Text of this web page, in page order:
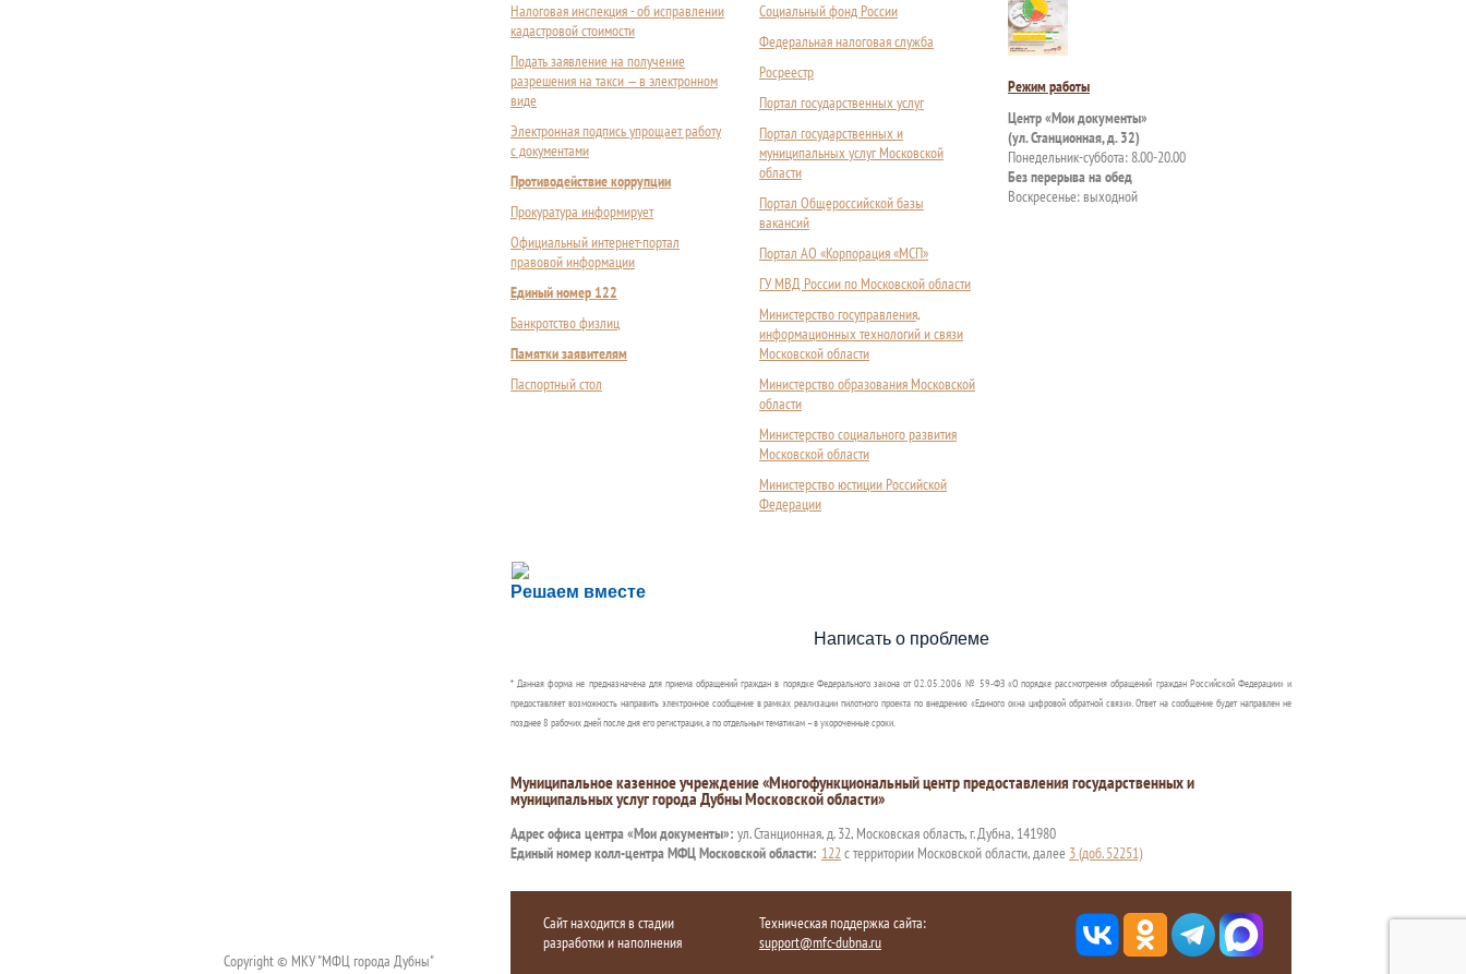
Налоговая инспекция - об исправлении
кадастровой стоимости
Подать заявление на получение
разрешения на такси — в электронном
виде
Электронная подпись упрощает работу
с документами
Противодействие коррупции
Прокуратура информирует
Официальный интернет-портал
правовой информации
Единый номер 122
Банкротство физлиц
Памятки заявителям
Паспортный стол
Социальный фонд России
Федеральная налоговая служба
Росреестр
Портал государственных услуг
Портал государственных и
муниципальных услуг Московской
области
Портал Общероссийской базы
вакансий
Портал АО «Корпорация «МСП»
ГУ МВД России по Московской области
Министерство госуправления,
информационных технологий и связи
Московской области
Министерство образования Московской
области
Министерство социального развития
Московской области
Министерство юстиции Российской
Федерации
Режим работы
Центр «Мои документы»
(ул. Станционная, д. 32)
Понедельник-суббота: 8.00-20.00
Без перерыва на обед
Воскресенье: выходной
Решаем вместе
Сложности с получением социальной выплаты или пособия?
Сообщите об этом
Написать о проблеме
* Данная форма не предназначена для приема обращений граждан в порядке Федерального закона от 02.05.2006 № 59-ФЗ «О порядке рассмотрения обращений граждан Российской Федерации» и
предоставляет возможность направить электронное сообщение в рамках реализации пилотного проекта по внедрению «Единого окна цифровой обратной связи». Ответ на сообщение будет направлен не
позднее 8 рабочих дней после дня его регистрации, а по отдельным тематикам – в укороченные сроки.
Муниципальное казенное учреждение «Многофункциональный центр предоставления государственных и
муниципальных услуг города Дубны Московской области»
Адрес офиса центра «Мои документы»: ул. Станционная, д. 32, Московская область, г. Дубна, 141980
Единый номер колл-центра МФЦ Московской области: 122с территории Московской области, далее 3 (доб. 52251)
Copyright © МКУ "МФЦ города Дубны"
Сайт находится в стадии
разработки и наполнения
Техническая поддержка сайта:
support@mfc-dubna.ru